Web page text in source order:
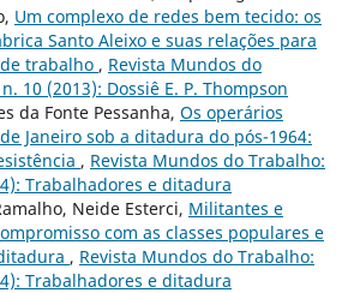
Um complexo de redes bem tecido: os
Santo Aleixo e suas relações para
trabalho , Revista Mundos do
10 (2013): Dossiê E. P. Thompson
da Fonte Pessanha, Os operários
Janeiro sob a ditadura do pós-1964:
, Revista Mundos do Trabalho:
Trabalhadores e ditadura
Neide Esterci, Militantes e
com as classes populares e
, Revista Mundos do Trabalho:
Trabalhadores e ditadura